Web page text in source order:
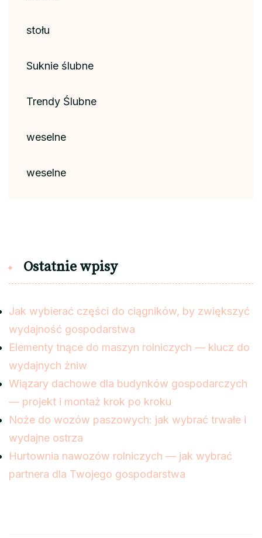
stołu
Suknie ślubne
Trendy Ślubne
weselne
weselne
Ostatnie wpisy
Jak wybierać części do ciągników, by zwiększyć
wydajność gospodarstwa
Elementy tnące do maszyn rolniczych — klucz do
wydajnych żniw
Wiązary dachowe dla budynków gospodarczych
— projekt i montaż krok po kroku
Noże do wozów paszowych: jak wybrać trwałe i
wydajne ostrza
Hurtownia nawozów rolniczych — jak wybrać
partnera dla Twojego gospodarstwa